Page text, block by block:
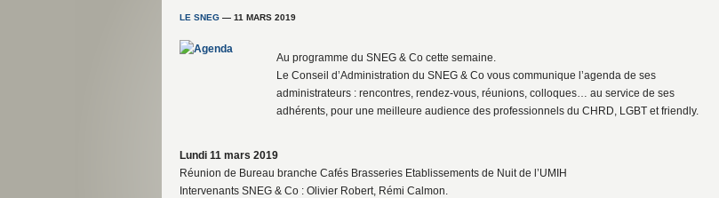
LE SNEG — 11 MARS 2019
Au programme du SNEG & Co cette semaine.
Le Conseil d’Administration du SNEG & Co vous communique l’agenda de ses
administrateurs : rencontres, rendez-vous, réunions, colloques… au service de ses
adhérents, pour une meilleure audience des professionnels du CHRD, LGBT et friendly.
Lundi 11 mars 2019
Réunion de Bureau branche Cafés Brasseries Etablissements de Nuit de l’UMIH
Intervenants SNEG & Co : Olivier Robert, Rémi Calmon.